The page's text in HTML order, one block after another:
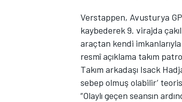
Verstappen, Avusturya
kaybederek 9. virajda
araçtan kendi
resmî açıklama takım
Takım arkadaşı Isack
sebep olmuş olabilir’
“Olaylı geçen seansın